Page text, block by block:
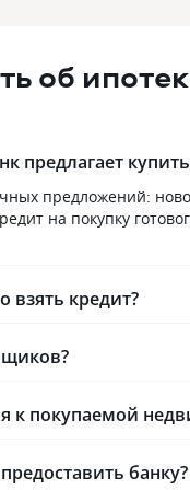
я
об
предлагает
предложений:
на покупку
взять кредит?
к покупаемой
банку?